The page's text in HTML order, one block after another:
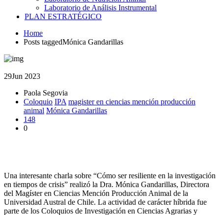
Laboratorio de Análisis Instrumental
PLAN ESTRATÉGICO
Home
Posts taggedMónica Gandarillas
29Jun 2023
Paola Segovia
Coloquio IPA magister en ciencias mención producción
animal Mónica Gandarillas
148
0
Una interesante charla sobre “Cómo ser resiliente en la investigación
en tiempos de crisis” realizó la Dra. Mónica Gandarillas, Directora
del Magíster en Ciencias Mención Producción Animal de la
Universidad Austral de Chile. La actividad de carácter híbrida fue
parte de los Coloquios de Investigación en Ciencias Agrarias y